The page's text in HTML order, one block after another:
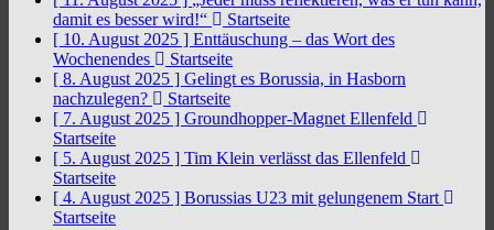
damit es besser wird!“
Startseite
[ 10. August 2025 ] Enttäuschung – das Wort des
Wochenendes
Startseite
[ 8. August 2025 ] Gelingt es Borussia, in Hasborn
nachzulegen?
Startseite
[ 7. August 2025 ] Groundhopper-Magnet Ellenfeld
Startseite
[ 5. August 2025 ] Tim Klein verlässt das Ellenfeld
Startseite
[ 4. August 2025 ] Borussias U23 mit gelungenem Start
Startseite